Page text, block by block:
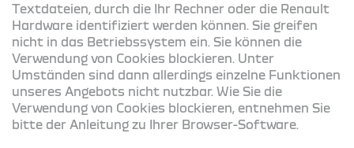
Textdateien, durch die Ihr Rechner oder die Renault
Hardware identifiziert werden können. Sie greifen
nicht in das Betriebssystem ein. Sie können die
Verwendung von Cookies blockieren. Unter
Umständen sind dann allerdings einzelne Funktionen
unseres Angebots nicht nutzbar. Wie Sie die
Verwendung von Cookies blockieren, entnehmen Sie
bitte der Anleitung zu Ihrer Browser-Software.